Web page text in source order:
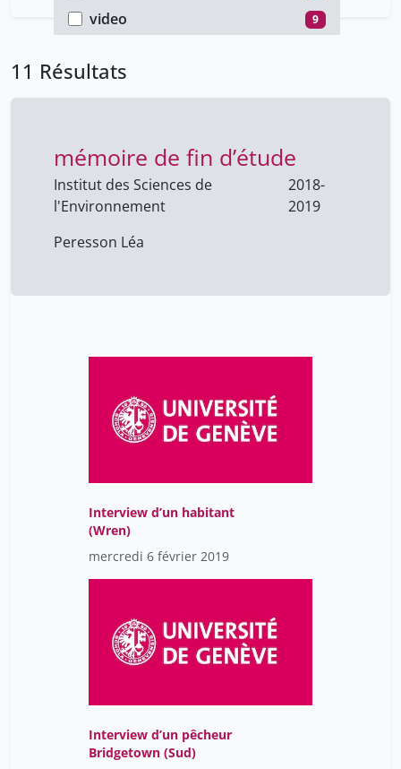
video 9
11 Résultats
mémoire de fin d’étude
Institut des Sciences de
l'Environnement
2018-
2019
Peresson Léa
Interview d’un habitant
(Wren)
mercredi 6 février 2019
Interview d’un pêcheur
Bridgetown (Sud)